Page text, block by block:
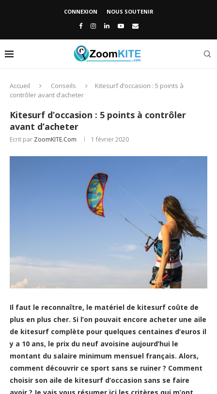
CONNEXION NOUS SOUTENIR
Accueil Conseils
Kitesurf d’occasion : 5 points à
contrôler avant d’acheter
Kitesurf d’occasion : 5 points à contrôler
avant d’acheter
Ecrit par ZoomKITE.com 1 février 2020
Il faut le reconnaître, le matériel de kitesurf coûte de
plus en plus cher. Si l’on pouvait encore acheter une aile
de kitesurf complète pour quelques centaines d’euros il
y a 10 ans, le prix du neuf avoisine aujourd’hui le
montant du salaire minimum mensuel français. Alors,
comment découvrir ce sport sans se ruiner ? Comment
choisir son aile de kitesurf d’occasion sans se faire